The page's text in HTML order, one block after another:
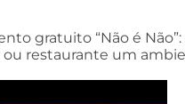
gratuito “Não é
ou restaurante um